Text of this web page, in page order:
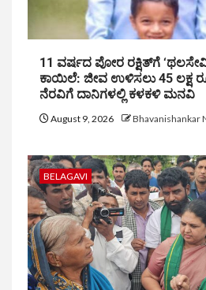
11 ವರ್ಷದ ಪೋರ ರಕ್ಷಿತ್‌ಗೆ
ಕಾಯಿಲೆ: ಜೀವ ಉಳಿಸಲು 45 ಲಕ್ಷ
ನೆರವಿಗೆ ದಾನಿಗಳಲ್ಲಿ ಕಳಕಳಿ ಮನವಿ
August 9, 2026 Bhavanishankar
BELAGAVI